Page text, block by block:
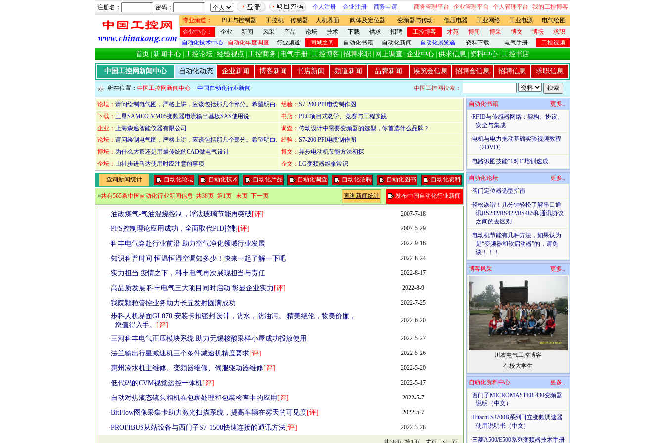
注册名： 密码： 个人注册 企业注册 商务申请 商务管理平台 企业管理平台 个人管理平台
我的工控博客
专业频道：
PLC与控制器 工控机 传感器 人机界面 阀体及定位器 变频器与传动 低压电器 工业网络 工业电源
电气绘图
企业中心：
企业 新闻 风采 产品 论坛 技术 下载 供求 招聘 工控博客 才苑 博闻 博采 博文 博坛
求职
自动化技术中心
自动化年度调查 行业频道 同城之间 自动化书籍 自动化新闻 自动化展览会 资料下载 电气手册 工控视频
首页 新闻中心 工控论坛 经验视点 工控商务 电气手册 工控博客 招聘求职 网上调查 企业中心 供求信息 资料中心 工控书店
中国工控网新闻中心 自动化动态 企业新闻 博客新闻 书店新闻 频道新闻 品牌新闻 展览会信息 招聘会信息 招聘信息 求职信息
所在位置： 中国工控网新闻中心 -- 中国自动化行业新闻 中国工控网搜索：
论坛： 请问绘制电气图，严格上讲，应该包括那几个部分。希望明白. 经验： S7-200 PPI电缆制作图
下载： 三垦SAMCO-VM05变频器电流输出基板SAS使用说. 书店： PLC项目式教学、竞赛与工程实践
企业： 上海森逸智能仪器有限公司 调查： 传动设计中需要变频器的选型，你首选什么品牌？
论坛： 请问绘制电气图，严格上讲，应该包括那几个部分。希望明白. 经验： S7-200 PPI电缆制作图
博坛： 为什么大家还是用最传统的CAD做电气设计 博文： 异步电动机节能方法初探
企坛： 山社步进马达使用时应注意的事项 企文： LG变频器维修常识
查询新闻统计 自动化论坛 自动化技术 自动化产品 自动化调查 自动化招聘 自动化图书 自动化资料
○共有565条中国自动化行业新闻信息 共38页 第1页 末页 下一页 查询新闻统计 发布中国自动化行业新闻
·油改煤气-气油混烧控制，浮法玻璃节能再突破 [评] 2007-7-18
·PFS控制理论应用成功，全面取代PID控制 [评] 2007-5-29
·科丰电气奔赴行业前沿 助力空气净化领域行业发展 2022-9-16
·知识科普时间 恒温恒湿空调知多少！快来一起了解一下吧 2022-8-24
·实力担当 疫情之下，科丰电气再次展现担当与责任 2022-8-17
·高品质发展|科丰电气三大项目同时启动 彰显企业实力 [评] 2022-8-9
·我院颗粒管控业务助力长五发射圆满成功
2022-7-25
·步科人机界面GL070 安装卡扣密封设计，防水，防油污。 精美绝伦，物美价廉，
您值得入手。
[评]
2022-6-20
·三河科丰电气正压模块系统 助力无锡核酸采样小屋成功投放使用 2022-5-27
·法兰输出行星减速机三个条件减速机精度要求[评] 2022-5-26
·惠州冷水机主维修、变频器维修、伺服驱动器维修[评] 2022-5-20
·低代码的CVM视觉运控一体机[评] 2022-5-17
· 自动对焦液态镜头相机在包裹处理和包装检查中的应用 [评] 2022-5-7
·BitFlow图像采集卡助力激光扫描系统，提高车辆在雾天的可见度[评] 2022-5-7
·PROFIBUS从站设备与西门子S7-1500快速连接的通讯方法[评] 2022-3-28
自动化书籍
更多..
·RFID与传感器网络：架构、协议、
安全与集成
·电机与电力拖动基础实验视频教程
（2DVD）
·电路识图技能“1对1”培训速成
自动化论坛
更多..
·阀门定位器选型指南
·轻松诙谐！几分钟轻松了解串口通
讯RS232/RS422/RS485和通讯协议
之间的去区别
·电动机节能有几种方法，如果认为
是“变频器和软启动器”的，请免
谈！！！
博客风采 更多..
川农电气工控博客
在校大学生
自动化资料中心
更多..
·西门子MICROMASTER 430变频器
说明（中文）
·Hitachi SJ700B系列日立变频调速器
使用说明书（中文）
·三菱A500/E500系列变频器技术手册